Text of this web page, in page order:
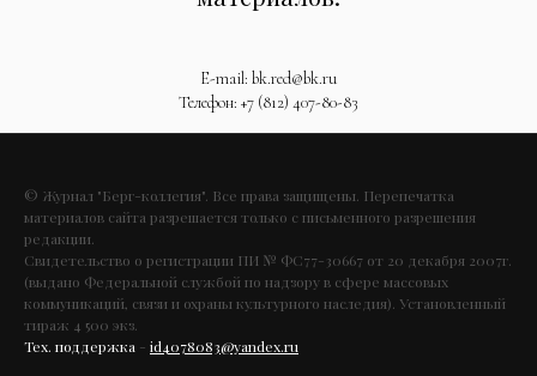
E-mail: bk.red@bk.ru
Телефон: +7 (812) 407-80-83
© Журнал "Берг-коллегия". Все права защищены. Перепечатка
материалов сайта разрешается только с письменного разрешения
редакции.
Свидетельство о регистрации ПИ № ФС77-30667 от 20 декабря 2007г.
(выдано Федеральной службой по надзору в сфере массовых
коммуникаций, связи и охраны культурного наследия). Установленный
тираж 4 500 экз.
Тех. поддержка - id4078083@yandex.ru